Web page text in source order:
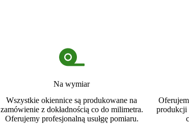
Na wymiar
Wszystkie okiennice są produkowane na
zamówienie z dokładnością co do milimetra.
Oferujemy profesjonalną usułgę pomiaru.
produkcji